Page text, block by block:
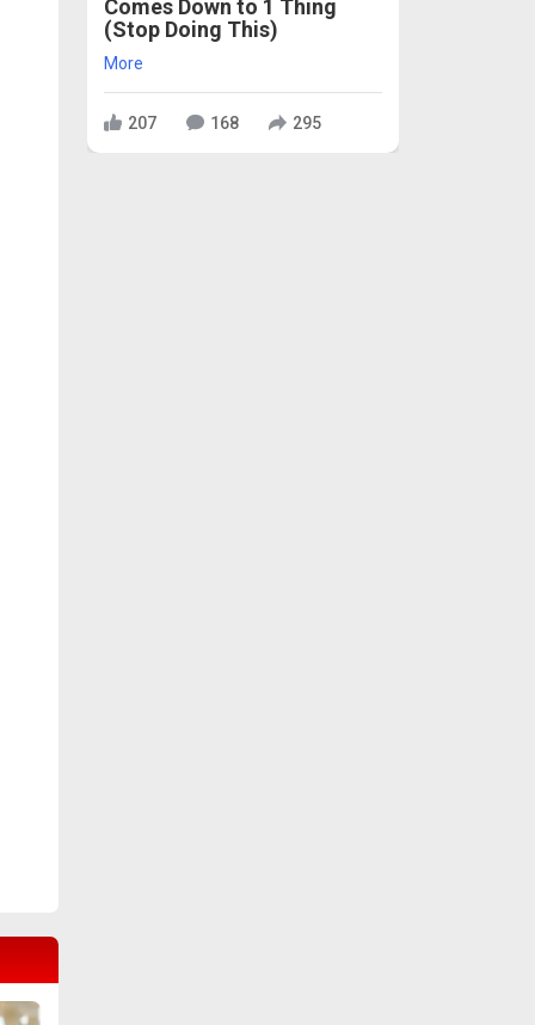
Comes Down to 1 Thing
(Stop Doing This)
More
207 168 295